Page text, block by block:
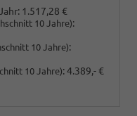
1.517,28 €
10 Jahre):
10 Jahre):
10 Jahre):4.389,- €